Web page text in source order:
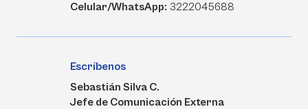
Celular/WhatsApp: 3222045688
Escríbenos
Sebastián Silva C.
Jefe de Comunicación Externa